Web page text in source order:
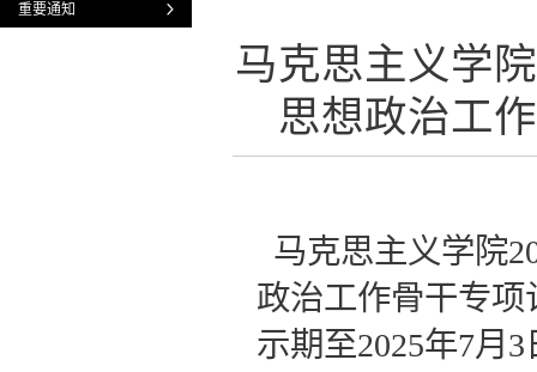
重要通知
马克思主义学
思想政治工
马克思主义学院
政治工作骨干专
示期至2025年7月